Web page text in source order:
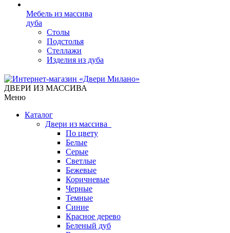
Мебель из массива
дуба
Столы
Подстолья
Стеллажи
Изделия из дуба
ДВЕРИ ИЗ МАССИВА
Меню
Каталог
Двери из массива
По цвету
Белые
Серые
Светлые
Бежевые
Коричневые
Черные
Темные
Синие
Красное дерево
Беленый дуб